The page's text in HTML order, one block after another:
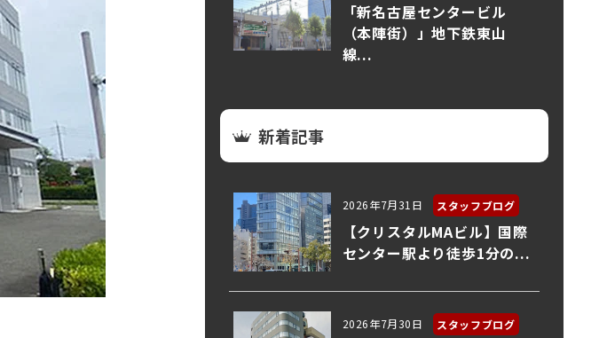
「新名古屋センタービル
（本陣街）」地下鉄東山
線...
新着記事
2026年7月31日 スタッフブログ
【クリスタルMAビル】国際
センター駅より徒歩1分の...
2026年7月30日 スタッフブログ